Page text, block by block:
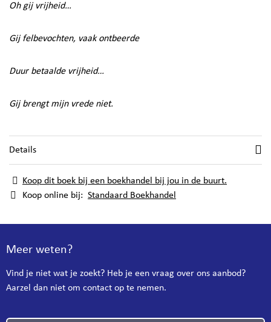
Oh gij vrijheid…
Gij felbevochten, vaak ontbeerde
Duur betaalde vrijheid…
Gij brengt mijn vrede niet.
Details
Koop dit boek bij een boekhandel bij jou in de buurt.
Koop online bij: Standaard Boekhandel
Meer weten?
Vind je niet wat je zoekt? Heb je een vraag over ons aanbod?
Aarzel dan niet om contact op te nemen.